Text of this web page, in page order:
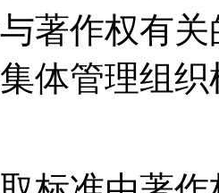
著作权有
体管理组